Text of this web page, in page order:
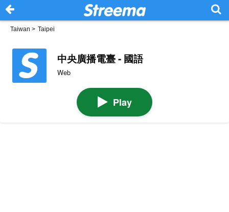
Taiwan > Taipei
中央廣播電臺 - 國語
Web
Play